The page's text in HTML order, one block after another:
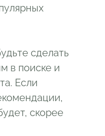
сделать
в поиске и
Если
скорее